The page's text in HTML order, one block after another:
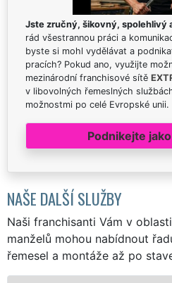
Jste zručný, šikovný, spolehlivý
rád všestrannou práci a
byste si mohl vydělávat a
pracích? Pokud ano, využijte
mezinárodní franchisové sítě
v libovolných řemeslných
možnostmi po celé Evropské unii.
Podnikejte
NAŠE DALŠÍ SLUŽBY
Naši franchisanti Vám v
manželů mohou nabídnout
řemesel a montáže až po